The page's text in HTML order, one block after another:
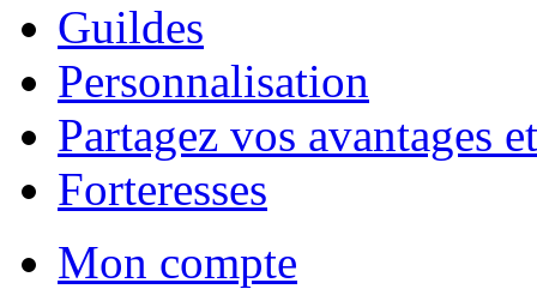
Guildes
Personnalisation
Partagez vos avantages
Forteresses
Mon compte